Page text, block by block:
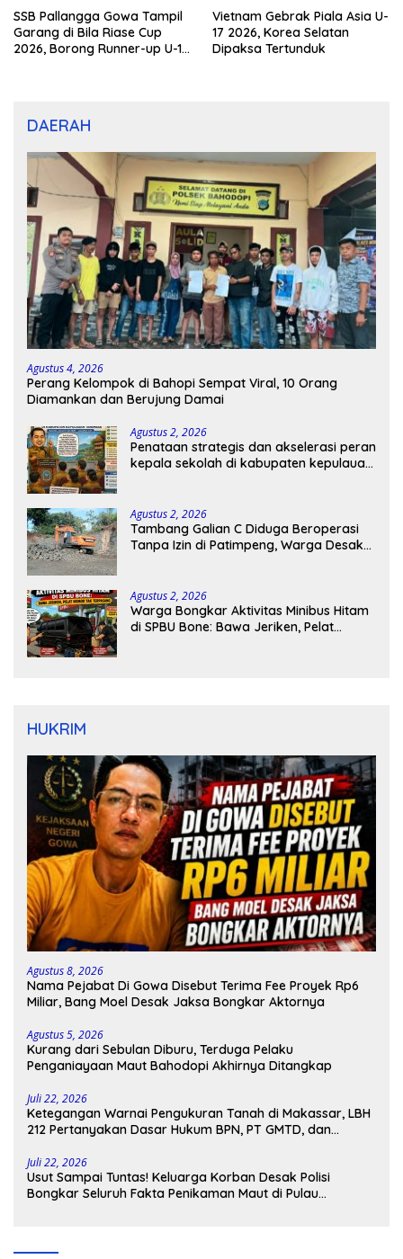
SSB Pallangga Gowa Tampil
Garang di Bila Riase Cup
2026, Borong Runner-up U-10
Vietnam Gebrak Piala Asia U-
17 2026, Korea Selatan
Dipaksa Tertunduk
DAERAH
Agustus 4, 2026
Perang Kelompok di Bahopi Sempat Viral, 10 Orang
Diamankan dan Berujung Damai
Agustus 2, 2026
Penataan strategis dan akselerasi peran
kepala sekolah di kabupaten kepulauan
Agustus 2, 2026
Tambang Galian C Diduga Beroperasi
Tanpa Izin di Patimpeng, Warga Desak
Agustus 2, 2026
Warga Bongkar Aktivitas Minibus Hitam
di SPBU Bone: Bawa Jeriken, Pelat
HUKRIM
Agustus 8, 2026
Nama Pejabat Di Gowa Disebut Terima Fee Proyek Rp6
Miliar, Bang Moel Desak Jaksa Bongkar Aktornya
Agustus 5, 2026
Kurang dari Sebulan Diburu, Terduga Pelaku
Penganiayaan Maut Bahodopi Akhirnya Ditangkap
Juli 22, 2026
Ketegangan Warnai Pengukuran Tanah di Makassar, LBH
212 Pertanyakan Dasar Hukum BPN, PT GMTD, dan
Juli 22, 2026
Usut Sampai Tuntas! Keluarga Korban Desak Polisi
Bongkar Seluruh Fakta Penikaman Maut di Pulau